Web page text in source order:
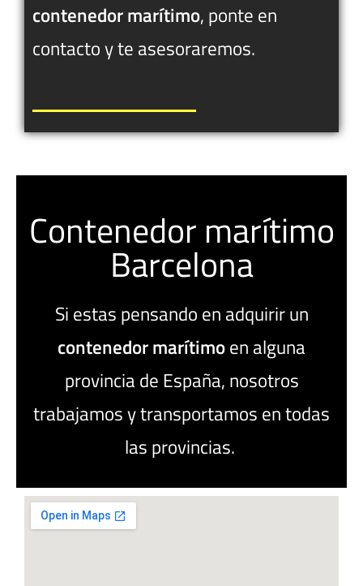
contenedormarítimo, ponte en
contacto y te asesoraremos.
Contenedor marítimo
Barcelona
Si estas pensando en adquirir un
contenedormarítimoen alguna
provincia de España, nosotros
trabajamos y transportamos en todas
las provincias.